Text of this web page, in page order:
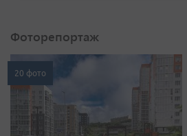
Фоторепортаж
20 фото